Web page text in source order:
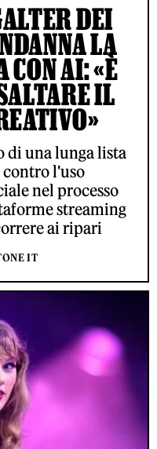
DEI
LA
CON AI: «È
IL
di una lunga lista
l'uso
nel processo
streaming
ai ripari
IT